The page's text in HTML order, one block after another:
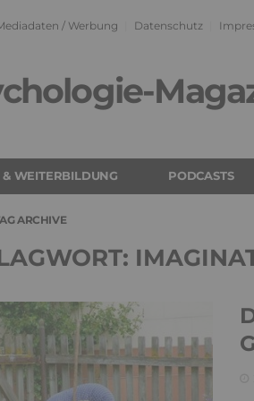
/ Werbung Datenschutz
& WEITERBILDUNG PODCASTS
ARCHIVE